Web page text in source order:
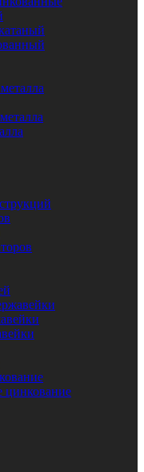
цинкование